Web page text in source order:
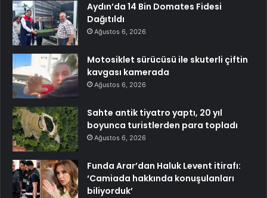
Aydın’da 14 Bin Domates Fidesi
Dağıtıldı
Ağustos 6, 2026
Motosiklet sürücüsü ile skuterli çiftin
kavgası kamerada
Ağustos 6, 2026
Sahte antik tiyatro yaptı, 20 yıl
boyunca turistlerden para topladı
Ağustos 6, 2026
Funda Arar’dan Haluk Levent itirafı:
‘Camiada hakkında konuşulanları
biliyorduk’